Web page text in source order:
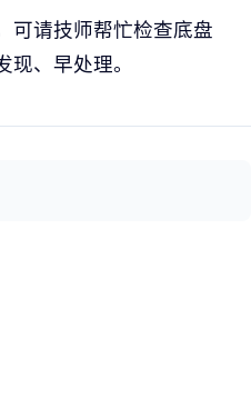
可请技师帮忙检查底盘
、早处理。